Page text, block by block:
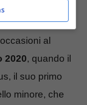
è apparso
al
2020, quando il
il suo primo
minore, che